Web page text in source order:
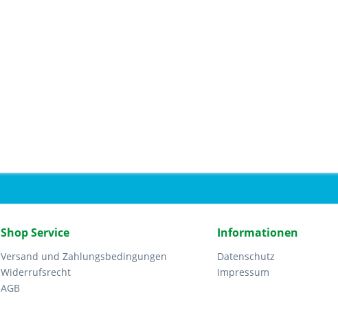
Shop Service
Versand und Zahlungsbedingungen
Widerrufsrecht
AGB
Informationen
Datenschutz
Impressum